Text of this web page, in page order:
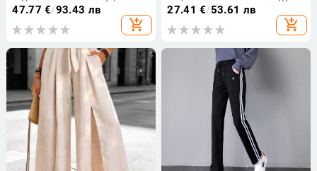
талия, свободен крой, плюс
размер, топли дълги спортни
панталони
47.77 €/93.43 лв
add_shopping_cart
начина на носене, широки
странични ивици, джогър стил,
27.41 €/53.61 лв
add_shopping_cart